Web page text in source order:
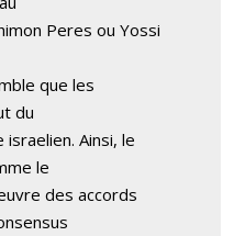
Peres ou Yossi
que les
du
Ainsi, le
le
des accords